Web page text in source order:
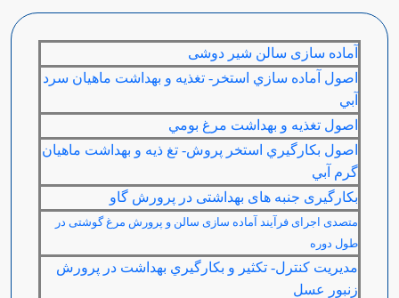
آماده سازی سالن شیر دوشی
اصول آماده سازي استخر- تغذيه و بهداشت ماهيان سرد
آبي
اصول تغذيه و بهداشت مرغ بومي
اصول بكارگيري استخر پروش- تغ ذيه و بهداشت ماهیان
گرم آبي
بکارگیری جنبه های بهداشتی در پرورش گاو
متصدی اجرای فرآيند آماده سازی سالن و پرورش مرغ گوشتی در
طول دوره
مديريت كنترل- تكثير و بكارگيري بهداشت در پرورش
زنبور عسل